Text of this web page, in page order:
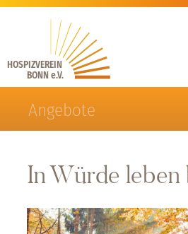
HOSPIZVEREIN
BONN e.V.
Angebote
In Würde leben